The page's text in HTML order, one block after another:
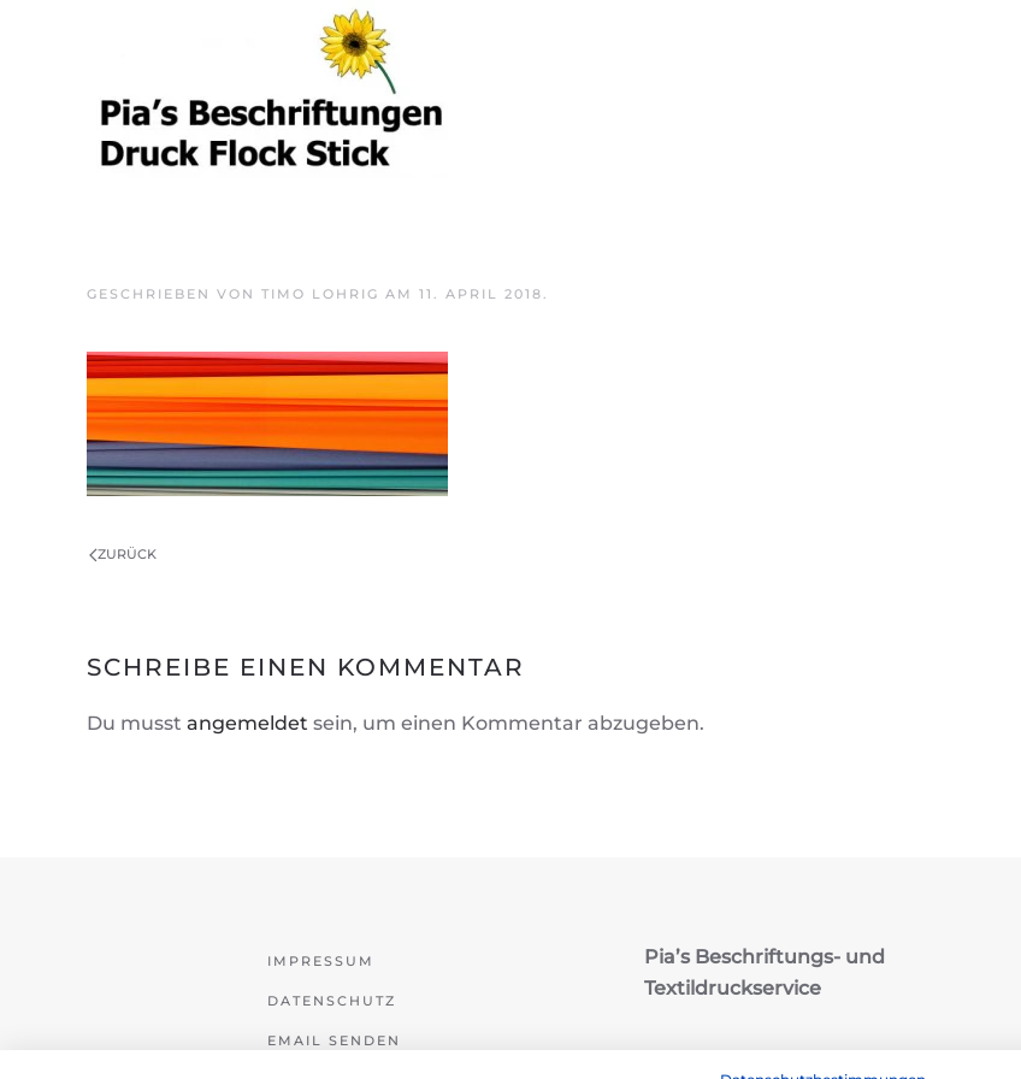
GESCHRIEBEN VON TIMO LOHRIG AM 11. APRIL 2018.
ZURÜCK
SCHREIBE EINEN KOMMENTAR
Du musst angemeldet sein, um einen Kommentar abzugeben.
IMPRESSUM
DATENSCHUTZ
EMAIL SENDEN
Pia’s Beschriftungs- und
Textildruckservice